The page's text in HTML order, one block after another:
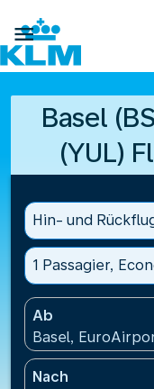

Basel
(YUL)
Hin- und
1 Passagier,
Ab
Basel,
Nach